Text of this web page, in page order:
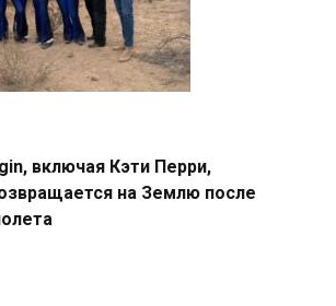
включая Кэти Перри,
на Землю после